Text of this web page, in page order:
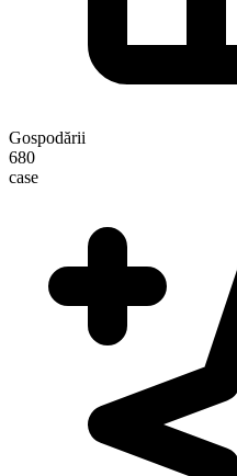
Gospodării
680
case